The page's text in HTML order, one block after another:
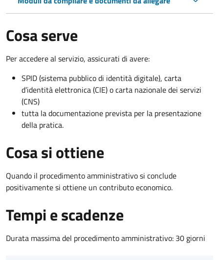
Cosa serve
Per accedere al servizio, assicurati di avere:
SPID (sistema pubblico di identità digitale), carta
d’identità elettronica (CIE) o carta nazionale dei servizi
(CNS)
tutta la documentazione prevista per la presentazione
della pratica.
Cosa si ottiene
Quando il procedimento amministrativo si conclude
positivamente si ottiene un contributo economico.
Tempi e scadenze
Durata massima del procedimento amministrativo: 30 giorni